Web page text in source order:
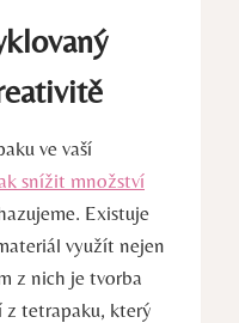
ve vaší
snížit množství
Existuje
využít nejen
z nich je tvorba
z tetrapaku, který